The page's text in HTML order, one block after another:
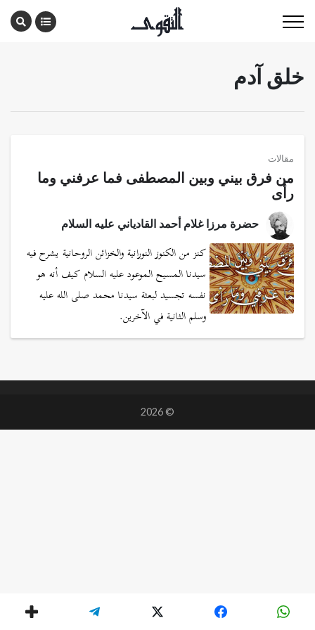
خلق آدم
مقالات
من فرق بيني وبين المصطفى فما عرفني وما
رأى
حضرة مرزا غلام أحمد القادياني عليه السلام
كنز من الكنوز النورانية والخزائن الروحانية يشرح فيه
سيدنا المسيح الموعود عليه السلام كيف أنه هو
نفسه تجسيد لبعثة سيدنا محمد صلى الله عليه
وسلم الثانية في الآخرين.
© 2026